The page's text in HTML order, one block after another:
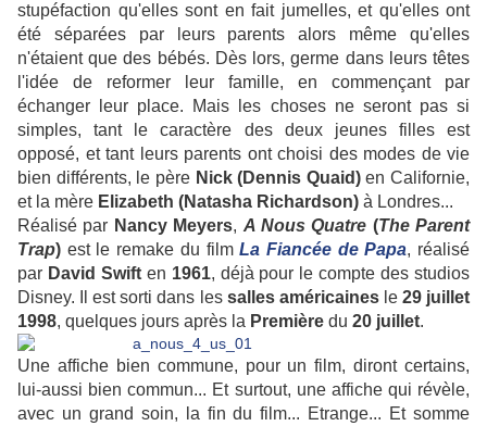
stupéfaction qu'elles sont en fait jumelles, et qu'elles ont
été séparées par leurs parents alors même qu'elles
n'étaient que des bébés. Dès lors, germe dans leurs têtes
l'idée de reformer leur famille, en commençant par
échanger leur place. Mais les choses ne seront pas si
simples, tant le caractère des deux jeunes filles est
opposé, et tant leurs parents ont choisi des modes de vie
bien différents, le père Nick (Dennis Quaid)en Californie,
et la mère Elizabeth (Natasha Richardson) à Londres...
Réalisé par Nancy Meyers, A Nous Quatre (The Parent
Trap) est le remake du filmLa Fiancée de Papa, réalisé
par David Swiften 1961, déjà pour le compte des studios
Disney. Il est sorti dans les salles américainesle 29 juillet
1998, quelques jours après la Première du 20 juillet.
Une affiche bien commune, pour un film, diront certains,
lui-aussi bien commun... Et surtout, une affiche qui révèle,
avec un grand soin, la fin du film... Etrange... Et somme